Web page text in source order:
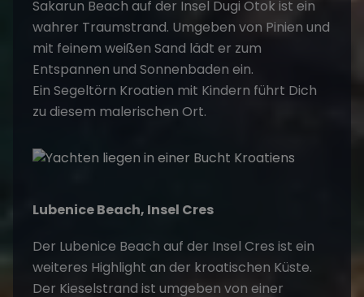
Sakarun Beach auf der Insel Dugi Otok ist ein
wahrer Traumstrand. Umgeben von Pinien und
mit feinem weißen Sand lädt er zum
Entspannen und Sonnenbaden ein.
Ein Segeltörn Kroatien mit Kindern führt Dich
zu diesem malerischen Ort.
Lubenice Beach, Insel Cres
Der Lubenice Beach auf der Insel Cres ist ein
weiteres Highlight an der kroatischen Küste.
Der Kieselstrand ist umgeben von einer